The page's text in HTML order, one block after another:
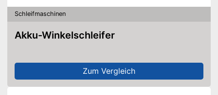
Schleifmaschinen
Akku-Winkelschleifer
Zum Vergleich